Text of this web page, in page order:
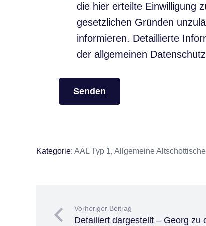
die hier erteilte Einwilligung
gesetzlichen Gründen
informieren. Detaillierte
der allgemeinen
Kategorie: AAL Typ 1 Allgemeine
Vorheriger Beitrag
Detailiert dargestellt – Georg zu